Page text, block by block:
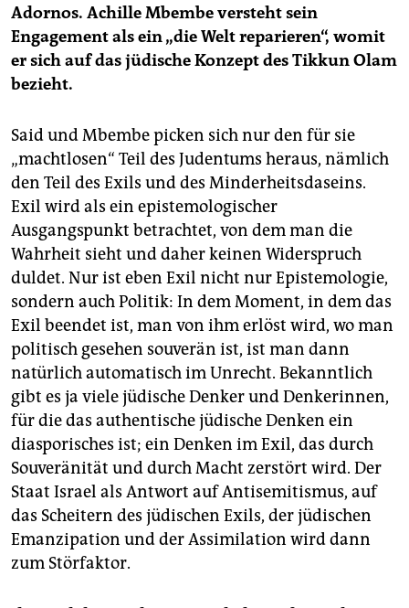
Adornos. Achille Mbembe versteht sein
Engagement als ein „die Welt reparieren“, womit
er sich auf das jüdische Konzept des Tikkun Olam
bezieht.
Said und Mbembe picken sich nur den für sie
„machtlosen“ Teil des Judentums heraus, nämlich
den Teil des Exils und des Minderheitsdaseins.
Exil wird als ein epistemologischer
Ausgangspunkt betrachtet, von dem man die
Wahrheit sieht und daher keinen Widerspruch
duldet. Nur ist eben Exil nicht nur Epis­temologie,
sondern auch Politik: In dem Moment, in dem das
Exil beendet ist, man von ihm erlöst wird, wo man
politisch gesehen souverän ist, ist man dann
natürlich automatisch im Unrecht. Bekanntlich
gibt es ja viele jüdische Denker und Denkerinnen,
für die das authentische jüdische Denken ein
diasporisches ist; ein Denken im Exil, das durch
Souveränität und durch Macht zerstört wird. Der
Staat Israel als Antwort auf Antisemitismus, auf
das Scheitern des jüdischen Exils, der jüdischen
Emanzipation und der Assimilation wird dann
zum Störfaktor.